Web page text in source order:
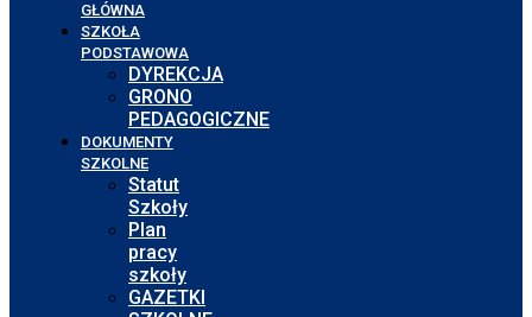
GŁÓWNA
SZKOŁA
PODSTAWOWA
DYREKCJA
GRONO
PEDAGOGICZNE
DOKUMENTY
SZKOLNE
Statut
Szkoły
Plan
pracy
szkoły
GAZETKI